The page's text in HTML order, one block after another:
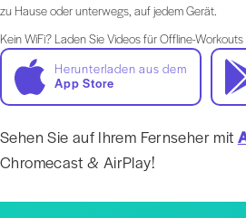
zu Hause oder unterwegs, auf jedem Gerät.
Kein WiFi? Laden Sie Videos für Offline-
Herunterladen aus dem
App Store
Sehen Sie auf Ihrem Fernseher mit
Chromecast & AirPlay!